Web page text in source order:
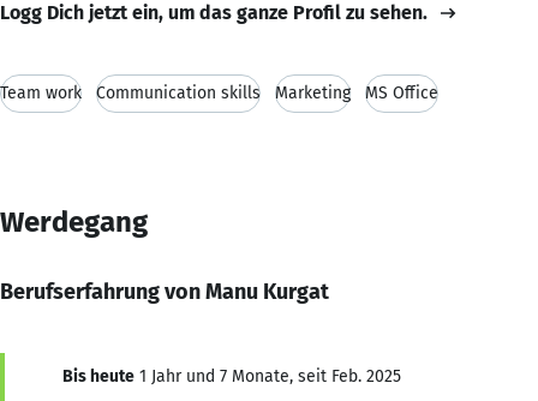
Logg Dich jetzt ein, um das ganze Profil zu sehen.
Team work Communication skills Marketing MS Office
Werdegang
Berufserfahrung von Manu Kurgat
Bis heute 1 Jahr und 7 Monate, seit Feb. 2025